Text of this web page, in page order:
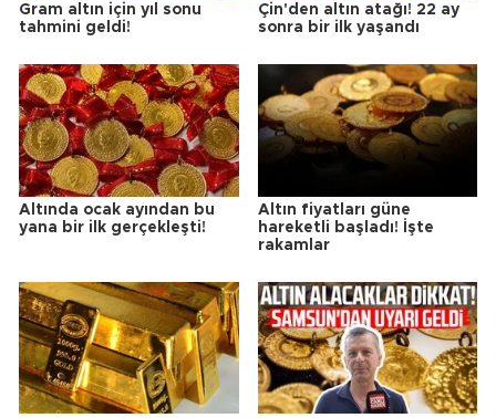
Gram altın için yıl sonu
tahmini geldi!
Çin'den altın atağı! 22 ay
sonra bir ilk yaşandı
Altında ocak ayından bu
yana bir ilk gerçekleşti!
Altın fiyatları güne
hareketli başladı! İşte
rakamlar